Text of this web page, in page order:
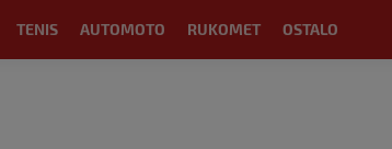
TENIS AUTOMOTO RUKOMET OSTALO